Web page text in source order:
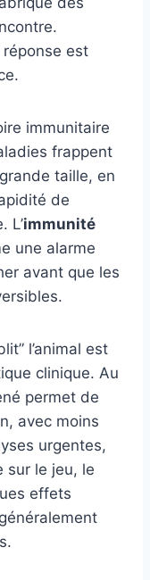
réponse est
immunitaire
frappent
taille, en
de
L’immunité
une alarme
avant que les
l’animal est
clinique. Au
permet de
avec moins
urgentes,
sur le jeu, le
effets